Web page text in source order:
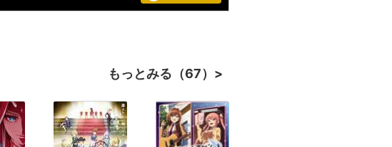
もっとみる（67）